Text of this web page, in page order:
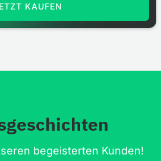
KAUFEN
begeisterten Kunden!